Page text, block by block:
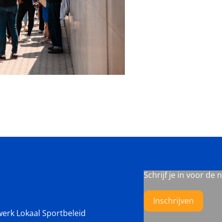
Lokaal Sportbeleid
Schrijf je in voor de
Inschrijven